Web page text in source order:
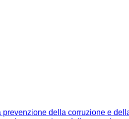
prevenzione della corruzione e